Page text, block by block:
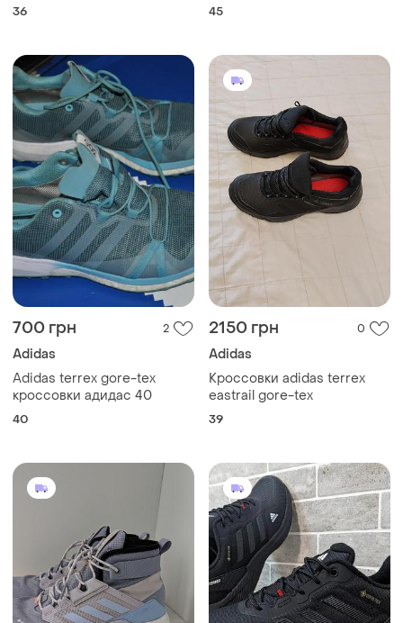
36 45
700 грн 2
Adidas
Adidas terrex gore-tex
кроссовки адидас 40
40
2150 грн 0
Adidas
Кроссовки adidas terrex
eastrail gore-tex
39